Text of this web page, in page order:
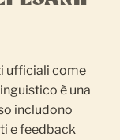
ufficiali come
è una
includono
e feedback